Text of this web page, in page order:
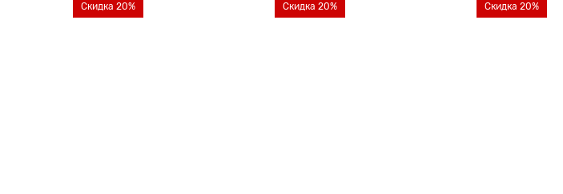
Скидка 20% Скидка 20% Скидка 20%